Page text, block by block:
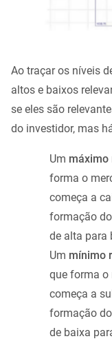
Ao traçar os níveis
altos e baixos
se eles são
do investidor, mas
Um máximo
forma o
começa a
formação
de alta para
Um mínimo
que forma o
começa a
formação
de baixa